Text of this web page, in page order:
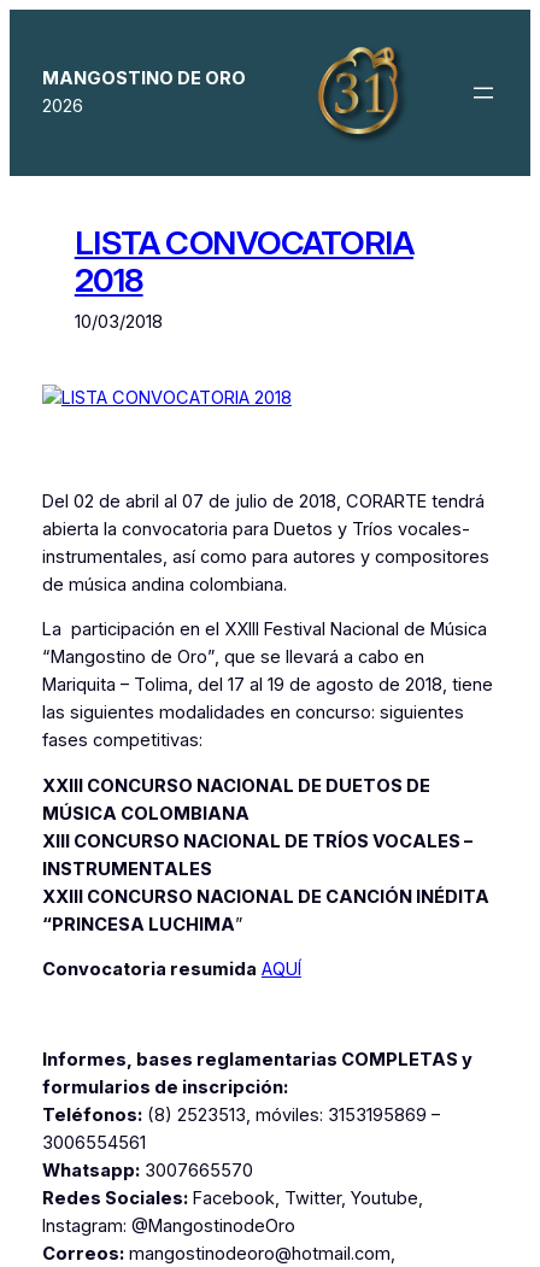
contenido
MANGOSTINO DE ORO
2026
LISTA CONVOCATORIA
2018
10/03/2018
Del 02 de abril al 07 de julio de 2018, CORARTE tendrá
abierta la convocatoria para Duetos y Tríos vocales-
instrumentales, así como para autores y compositores
de música andina colombiana.
La participación en el XXIII Festival Nacional de Música
“Mangostino de Oro”, que se llevará a cabo en
Mariquita – Tolima, del 17 al 19 de agosto de 2018, tiene
las siguientes modalidades en concurso: siguientes
fases competitivas:
XXIII CONCURSO NACIONAL DE DUETOS DE
MÚSICA COLOMBIANA
XIII CONCURSO NACIONAL DE TRÍOS VOCALES –
INSTRUMENTALES
XXIII CONCURSO NACIONAL DE CANCIÓN INÉDITA
“PRINCESA LUCHIMA”
Convocatoria resumida AQUÍ
Informes, bases reglamentarias COMPLETAS y
formularios de inscripción:
Teléfonos:(8) 2523513, móviles: 3153195869 –
3006554561
Whatsapp:3007665570
Redes Sociales:Facebook, Twitter, Youtube,
Instagram: @MangostinodeOro
Correos:mangostinodeoro@hotmail.com,